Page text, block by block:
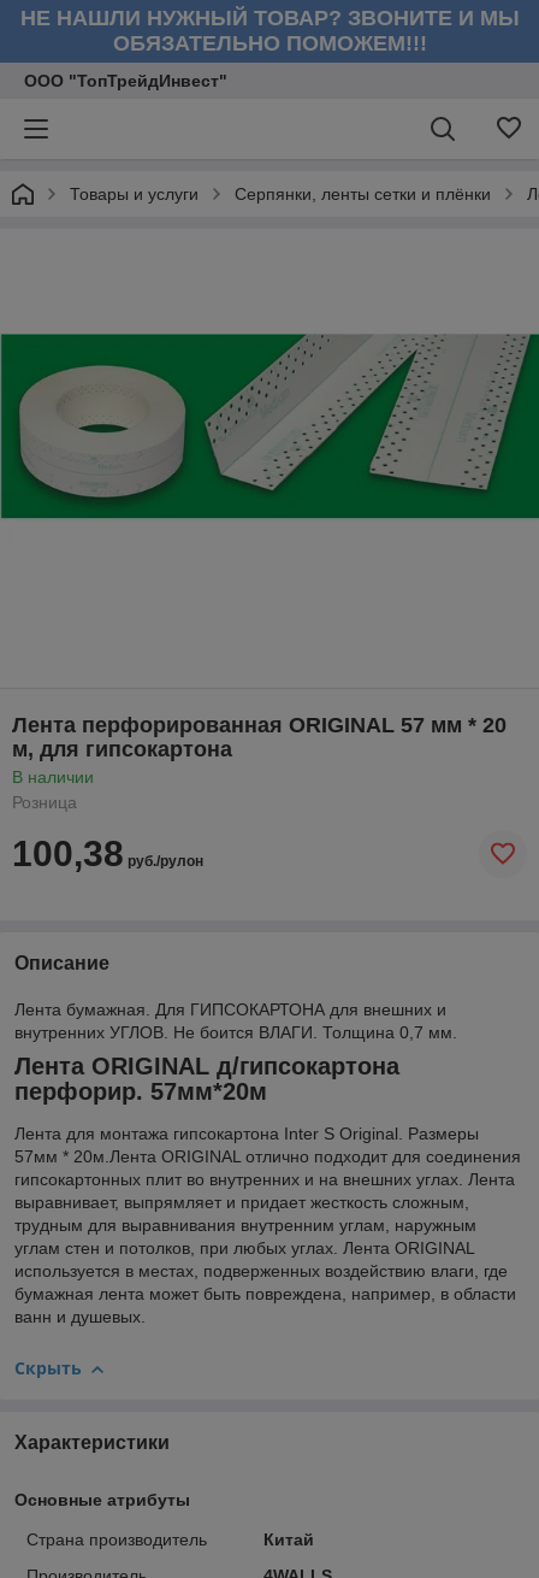
НЕ НАШЛИ НУЖНЫЙ ТОВАР? ЗВОНИТЕ И МЫ
ОБЯЗАТЕЛЬНО ПОМОЖЕМ!!!
ООО "ТопТрейдИнвест"
Товары и услуги Серпянки, ленты сетки и плёнки
Лента перфорированная ORIGINAL 57 мм * 20
м, для гипсокартона
В наличии
Розница
100,38 руб./рулон
Описание
Лента бумажная. Для ГИПСОКАРТОНА для внешних и
внутренних УГЛОВ. Не боится ВЛАГИ. Толщина 0,7 мм.
Лента ORIGINAL д/гипсокартона
перфорир. 57мм*20м
Лента для монтажа гипсокартона Inter S Original. Размеры
57мм * 20м.Лента ORIGINAL отлично подходит для соединения
гипсокартонных плит во внутренних и на внешних углах. Лента
выравнивает, выпрямляет и придает жесткость сложным,
трудным для выравнивания внутренним углам, наружным
углам стен и потолков, при любых углах. Лента ORIGINAL
используется в местах, подверженных воздействию влаги, где
бумажная лента может быть повреждена, например, в области
ванн и душевых.
Скрыть
Характеристики
Основные атрибуты
Страна производитель
Китай